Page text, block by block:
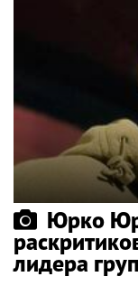
Юрко
лидера